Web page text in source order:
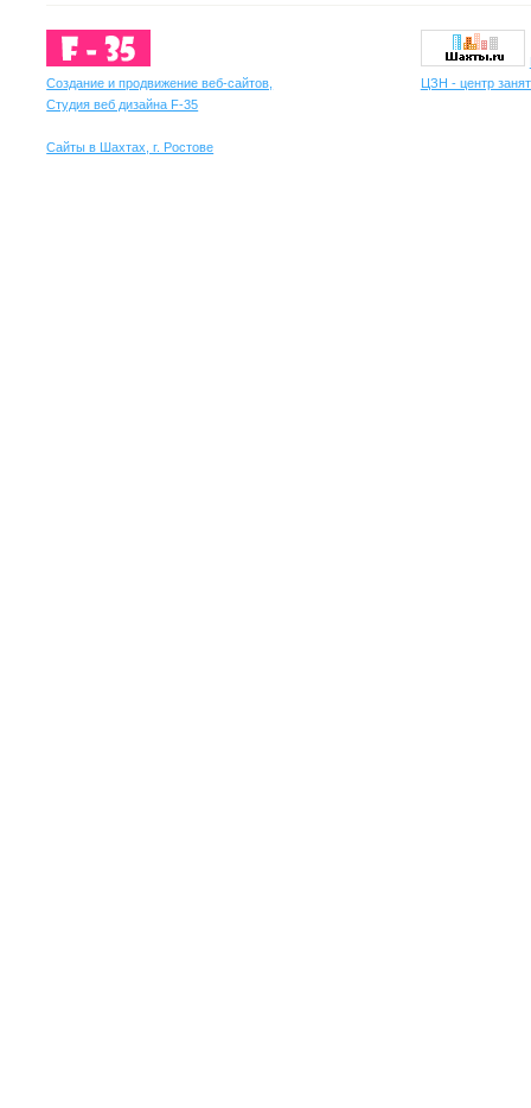
Создание и продвижение веб-сайтов,
Студия веб дизайна F-35
Сайты в Шахтах, г. Ростове
ЦЗН - центр